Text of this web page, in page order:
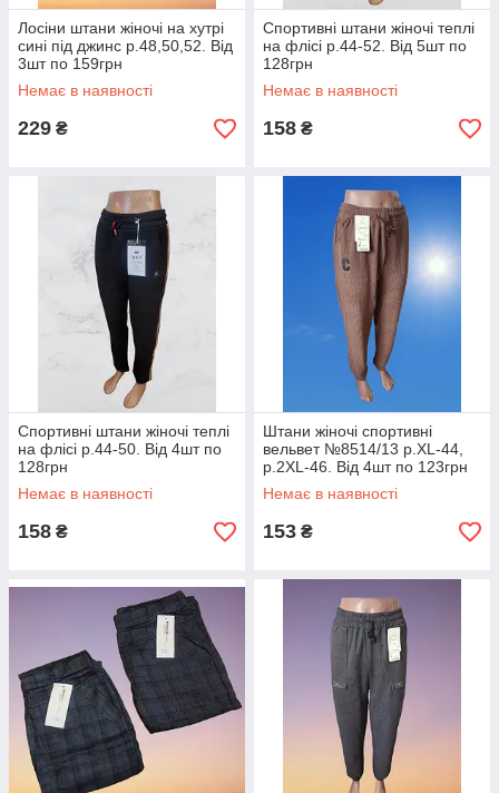
Лосіни штани жіночі на хутрі
сині під джинс р.48,50,52. Від
3шт по 159грн
Немає в наявності
229 ₴
Спортивні штани жіночі теплі
на флісі р.44-52. Від 5шт по
128грн
Немає в наявності
158 ₴
Спортивні штани жіночі теплі
на флісі р.44-50. Від 4шт по
128грн
Немає в наявності
158 ₴
Штани жіночі спортивні
вельвет №8514/13 р.XL-44,
р.2XL-46. Від 4шт по 123грн
Немає в наявності
153 ₴